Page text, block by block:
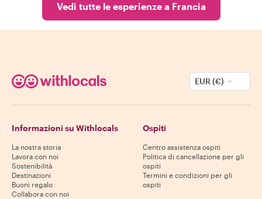
Vedi tutte le esperienze a Francia
EUR (€)
Informazioni su Withlocals
La nostra storia
Lavora con noi
Sostenibilità
Destinazioni
Buoni regalo
Collabora con noi
Ospiti
Centro assistenza ospiti
Politica di cancellazione per gli
ospiti
Termini e condizioni per gli
ospiti